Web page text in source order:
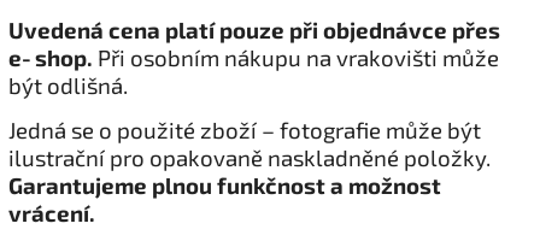
Uvedená cena platí pouze při objednávce přes
e‑shop. Při osobním nákupu na vrakovišti může
být odlišná.
Jedná se o použité zboží – fotografie může být
ilustrační pro opakovaně naskladněné položky.
Garantujeme plnou funkčnost a možnost
vrácení.